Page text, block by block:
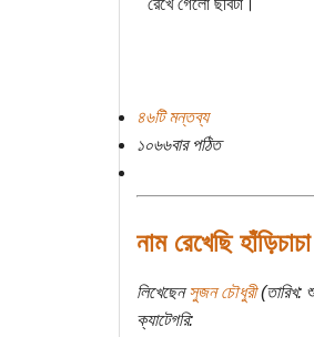
রেখে গেলো ছবিটা।
৪৬টি মন্তব্য
১০৬৬বার পঠিত
নাম রেখেছি
লিখেছেনসুজন চৌধুরী(তারিখ:
ক্যাটেগরি: